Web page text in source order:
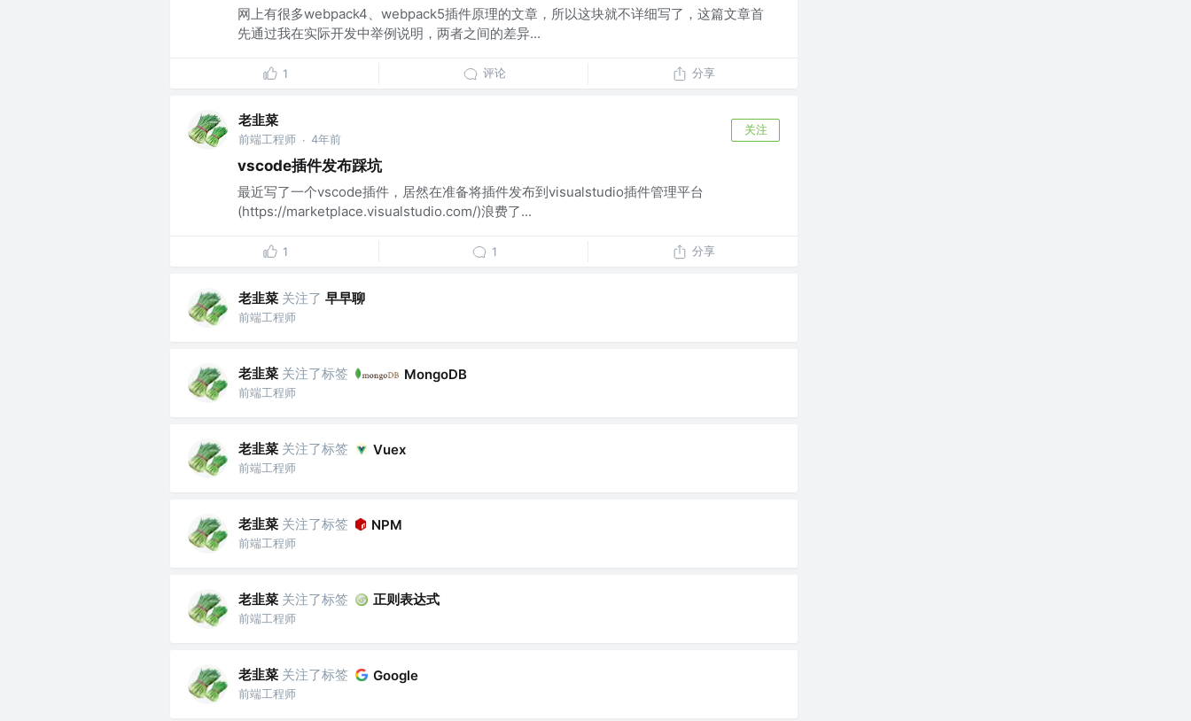
网上有很多webpack4、webpack5插件原理的文章，所以这块就不详细写了，这篇文章首
先通过我在实际开发中举例说明，两者之间的差异...
1 评论 分享
老韭菜
前端工程师 · 4年前
关注
vscode插件发布踩坑
最近写了一个vscode插件，居然在准备将插件发布到visualstudio插件管理平台
(https://marketplace.visualstudio.com/)浪费了...
1 1 分享
老韭菜 关注了 早早聊
前端工程师
老韭菜 关注了标签 MongoDB
前端工程师
老韭菜 关注了标签 Vuex
前端工程师
老韭菜 关注了标签 NPM
前端工程师
老韭菜 关注了标签 正则表达式
前端工程师
老韭菜 关注了标签 Google
前端工程师